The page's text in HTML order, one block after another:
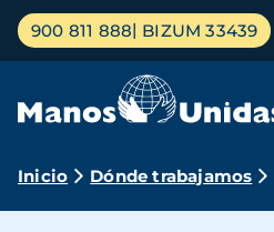
Pasar
contenido
Menú
principal
900 811 888 BIZUM 33439
Ruta
Inicio Dónde trabajamos